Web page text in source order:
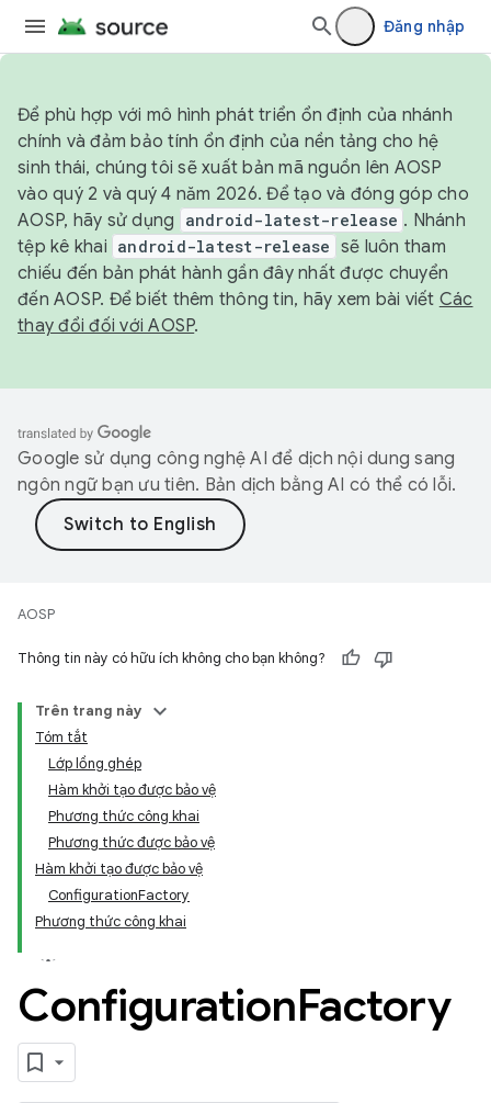
Đăng nhập
Để phù hợp với mô hình phát triển ổn định của nhánh
chính và đảm bảo tính ổn định của nền tảng cho hệ
sinh thái, chúng tôi sẽ xuất bản mã nguồn lên AOSP
vào quý 2 và quý 4 năm 2026. Để tạo và đóng góp cho
AOSP, hãy sử dụng
android-latest-release . Nhánh
tệp kê khai android-latest-release sẽ luôn tham
chiếu đến bản phát hành gần đây nhất được chuyển
đến AOSP. Để biết thêm thông tin, hãy xem bài viết Các
thay đổi đối với AOSP.
Google sử dụng công nghệ AI để dịch nội dung sang
ngôn ngữ bạn ưu tiên. Bản dịch bằng AI có thể có lỗi.
AOSP
Thông tin này có hữu ích không cho bạn không?
Trên trang này
Tóm tắt
Lớp lồng ghép
Hàm khởi tạo được bảo vệ
Phương thức công khai
Phương thức được bảo vệ
Hàm khởi tạo được bảo vệ
ConfigurationFactory
Phương thức công khai
ConfigurationFactory